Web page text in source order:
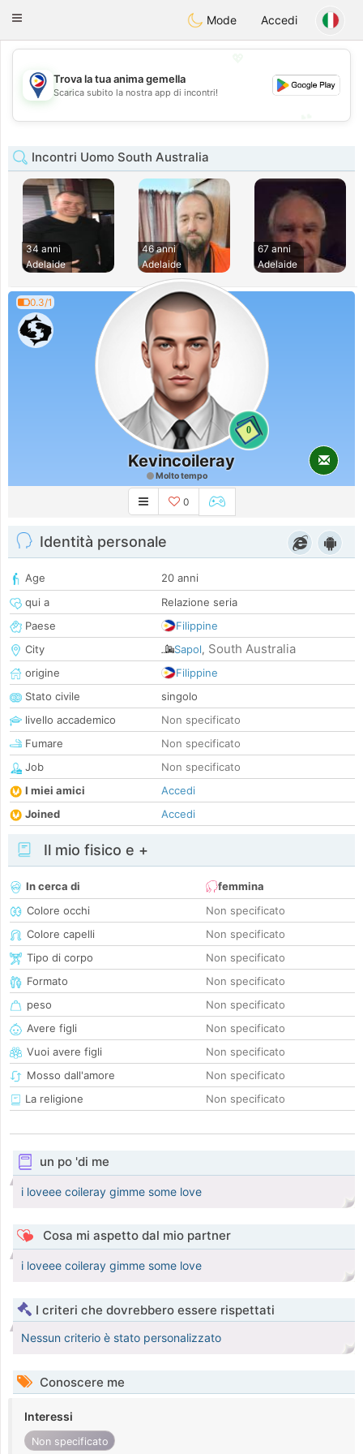
PhilippinesChat
Toggle
Mode Accedi
💖
💕
Trova la tua anima gemella
Scarica subito la nostra app di incontri!
Incontri Uomo South Australia
34 anni
Adelaide
46 anni
Adelaide
67 anni
Adelaide
0.3/1
0
Kevincoileray
Molto tempo
0
Identità personale
Age
20 anni
qui a
Relazione seria
Paese
Filippine
City
Sapol, South Australia
origine
Filippine
Stato civile
singolo
livello accademico
Non specificato
Fumare
Non specificato
Job
Non specificato
I miei amici
Accedi
Joined
Accedi
Il mio fisico e +
In cerca di
femmina
Colore occhi
Non specificato
Colore capelli
Non specificato
Tipo di corpo
Non specificato
Formato
Non specificato
peso
Non specificato
Avere figli
Non specificato
Vuoi avere figli
Non specificato
Mosso dall'amore
Non specificato
La religione
Non specificato
un po 'di me
i loveee coileray gimme some love
Cosa mi aspetto dal mio partner
i loveee coileray gimme some love
I criteri che dovrebbero essere rispettati
Nessun criterio è stato personalizzato
Conoscere me
Interessi
Non specificato